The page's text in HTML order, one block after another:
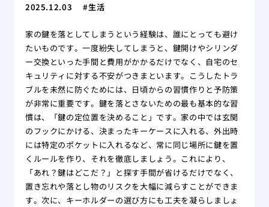
2025.12.03 生活
家の鍵を落としてしまうという経験は、誰にとっても避け
たいものです。一度紛失してしまうと、鍵開けやシリンダ
ー交換といった手間と費用がかかるだけでなく、自宅のセ
キュリティに対する不安がつきまといます。こうしたトラ
ブルを未然に防ぐためには、日頃からの習慣作りと予防策
が非常に重要です。鍵を落とさないための最も基本的な習
慣は、「鍵の定位置を決めること」です。家の中では玄関
のフックにかける、決まったキーケースに入れる、外出時
には特定のポケットに入れるなど、常に同じ場所に鍵を置
くルールを作り、それを徹底しましょう。これにより、
「あれ？鍵はどこだ？」と探す手間が省けるだけでなく、
置き忘れや落とし物のリスクを大幅に減らすことができま
す。次に、キーホルダーの選び方にも工夫を凝らしましょ